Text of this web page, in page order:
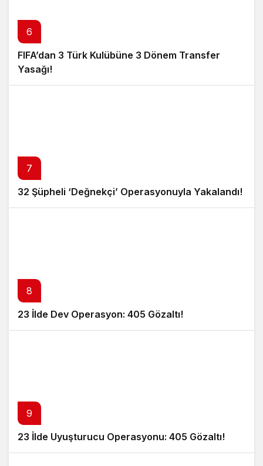
6
FIFA’dan 3 Türk Kulübüne 3 Dönem Transfer
Yasağı!
7
32 Şüpheli ‘Değnekçi’ Operasyonuyla Yakalandı!
8
23 İlde Dev Operasyon: 405 Gözaltı!
9
23 İlde Uyuşturucu Operasyonu: 405 Gözaltı!